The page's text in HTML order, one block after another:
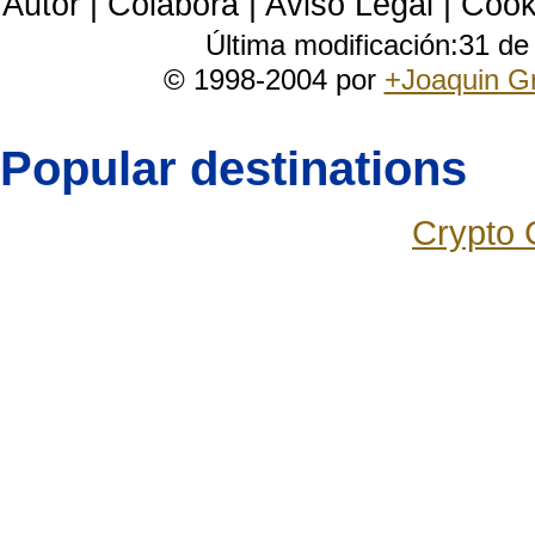
Última modificación:31
© 1998-2004 por +Joaquin
Popular destinations
Crypto